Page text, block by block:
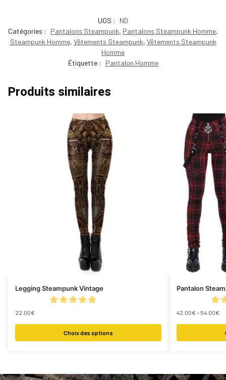
UGS :
ND
Catégories :
Pantalons Steampunk, Pantalons Steampunk Homme,
Steampunk Homme, Vêtements Steampunk, Vêtements Steampunk
Homme
Étiquette :
Pantalon Homme
Produits similaires
Legging Steampunk Vintage
22.00€
Choix des options
Pantalon
42.00€ – 54.00€